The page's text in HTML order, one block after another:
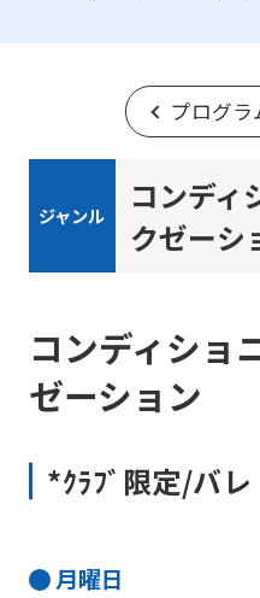
プログラ
ジャンル
コンディ
クゼーシ
コンディショ
ゼーション
*ｸﾗﾌﾞ限定/バレ
月曜日